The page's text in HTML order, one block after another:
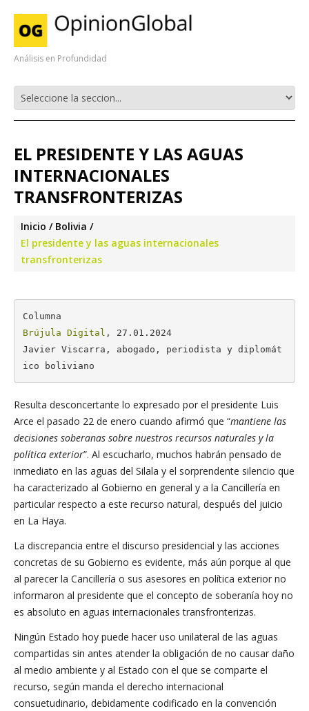
Análisis en Profundidad
EL PRESIDENTE Y LAS AGUAS
INTERNACIONALES
TRANSFRONTERIZAS
Inicio
Bolivia
El presidente y las aguas internacionales
transfronterizas
Brújula Digital , 27.01.2024
Javier Viscarra, abogado, periodista y diplomát
ico boliviano
Resulta desconcertante lo expresado por el presidente Luis
Arce el pasado 22 de enero cuando afirmó que “mantiene las
decisiones soberanas sobre nuestros recursos naturales y la
política exterior”. Al escucharlo, muchos habrán pensado de
inmediato en las aguas del Silala y el sorprendente silencio que
ha caracterizado al Gobierno en general y a la Cancillería en
particular respecto a este recurso natural, después del juicio
en La Haya.
La discrepancia entre el discurso presidencial y las acciones
concretas de su Gobierno es evidente, más aún porque al que
al parecer la Cancillería o sus asesores en política exterior no
informaron al presidente que el concepto de soberanía hoy no
es absoluto en aguas internacionales transfronterizas.
Ningún Estado hoy puede hacer uso unilateral de las aguas
compartidas sin antes atender la obligación de no causar daño
al medio ambiente y al Estado con el que se comparte el
recurso, según manda el derecho internacional
consuetudinario, debidamente codificado en la convención